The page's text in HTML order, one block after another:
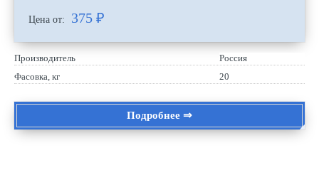
Цена от: 375 ₽
Производитель
Россия
Фасовка, кг
20
Подробнее ⇒